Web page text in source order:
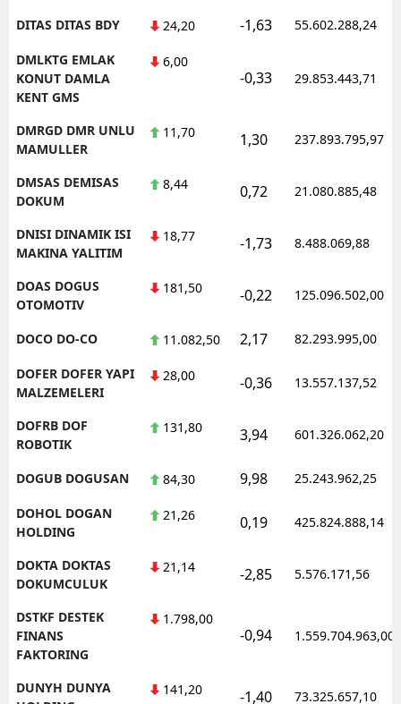
DITAS DITAS BDY 24,20 -1,63 55.602.288,24
DMLKTG EMLAK
KONUT DAMLA
KENT GMS
6,00
-0,33 29.853.443,71
DMRGD DMR UNLU
MAMULLER
11,70 1,30 237.893.795,97
DMSAS DEMISAS
DOKUM
8,44 0,72 21.080.885,48
DNISI DINAMIK ISI
MAKINA YALITIM
18,77 -1,73 8.488.069,88
DOAS DOGUS
OTOMOTIV
181,50 -0,22 125.096.502,00
DOCO DO-CO 11.082,50 2,17 82.293.995,00
DOFER DOFER YAPI
MALZEMELERI
28,00 -0,36 13.557.137,52
DOFRB DOF
ROBOTIK
131,80 3,94 601.326.062,20
DOGUB DOGUSAN 84,30 9,98 25.243.962,25
DOHOL DOGAN
HOLDING
21,26 0,19 425.824.888,14
DOKTA DOKTAS
DOKUMCULUK
21,14 -2,85 5.576.171,56
DSTKF DESTEK
FINANS
FAKTORING
1.798,00
-0,94 1.559.704.963,00
DUNYH DUNYA
141,20 -1,40 73.325.657,10